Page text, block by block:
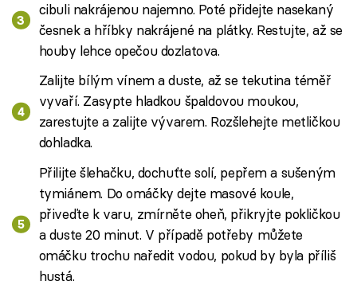
cibuli nakrájenou najemno. Poté přidejte nasekaný
česnek a hříbky nakrájené na plátky. Restujte, až se
houby lehce opečou dozlatova.
Zalijte bílým vínem a duste, až se tekutina téměř
vyvaří. Zasypte hladkou špaldovou moukou,
zarestujte a zalijte vývarem. Rozšlehejte metličkou
dohladka.
Přilijte šlehačku, dochuťte solí, pepřem a sušeným
tymiánem. Do omáčky dejte masové koule,
přiveďte k varu, zmírněte oheň, přikryjte pokličkou
a duste 20 minut. V případě potřeby můžete
omáčku trochu naředit vodou, pokud by byla příliš
hustá.